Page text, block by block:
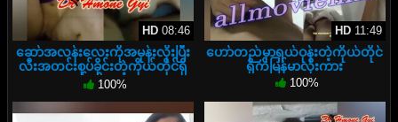
HD08:46
ဆော်အလန်းလေးကိုအမုန်းလိုးပြီး
လီးအတင်းစုပ်ခိုင်းတဲ့ကိုယ်တိုင်ရို
က်လိုးကား
100%
HD11:49
ဟော်တည်မှာရှယ်ဝုန်းတဲ့ကိုယ်တိုင်
ရိုက်မြန်မာလိုးကား
100%